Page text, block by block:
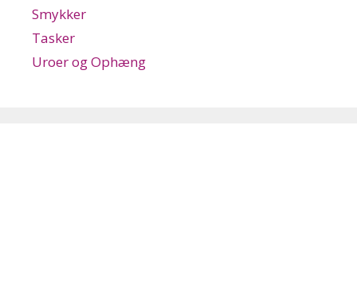
Smykker
Tasker
Uroer og Ophæng